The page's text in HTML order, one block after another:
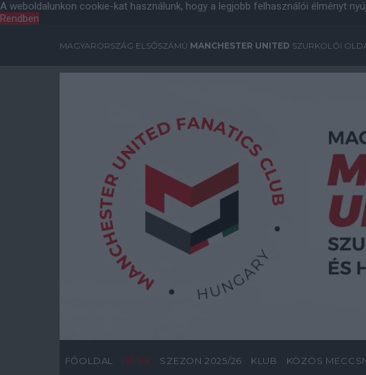
A weboldalunkon cookie-kat használunk, hogy a legjobb felhasználói élményt
Rendben
MAGYARORSZÁG ELSŐSZÁMÚ MANCHESTER UNITED SZURKOLÓI
FŐOLDAL HÍREK SZEZON 2025/26 KLUB KÖZÖS